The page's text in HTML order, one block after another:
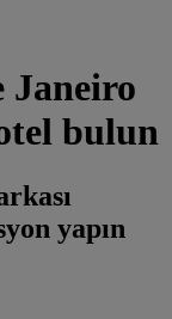
Janeiro
bulun
yapın